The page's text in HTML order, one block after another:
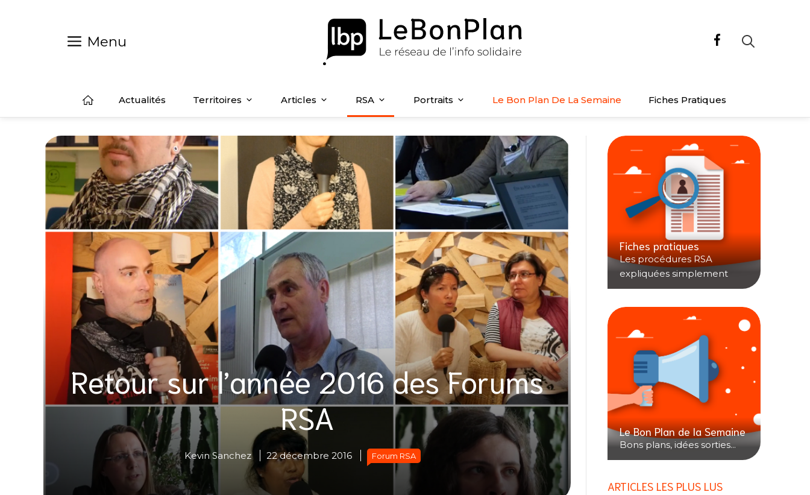
Menu
Actualités Territoires Articles RSA Portraits Le Bon Plan De La Semaine Fiches Pratiques
Retour sur l’année 2016 des Forums
RSA
Kevin Sanchez 22 décembre 2016 Forum RSA
Fiches pratiques
Les procédures RSA
expliquées simplement
Le Bon Plan de la Semaine
Bons plans, idées sorties...
ARTICLES LES PLUS LUS